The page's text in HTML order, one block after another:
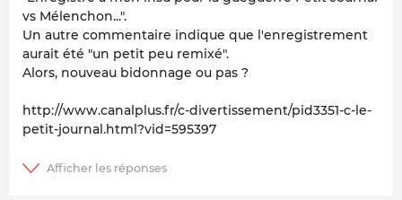
vs Mélenchon...".
Un autre commentaire indique que l'enregistrement
aurait été "un petit peu remixé".
Alors, nouveau bidonnage ou pas ?
http://www.canalplus.fr/c-divertissement/pid3351-c-le-
petit-journal.html?vid=595397